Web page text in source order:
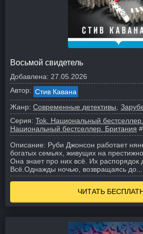
Восьмой свидетель
Добавлена: 27.05.2026
Автор: Стив Кавана
Жанр: Современные детективы
Серия: Tok. Национальный
Национальный бестселлер. Британия
Описание: Руби Джонсон работает
богатых семьях, живущих на
Она знает про них всё. Их распорядок
Всё. Однажды ночью, возвращаясь до...
ЧИТАТЬ